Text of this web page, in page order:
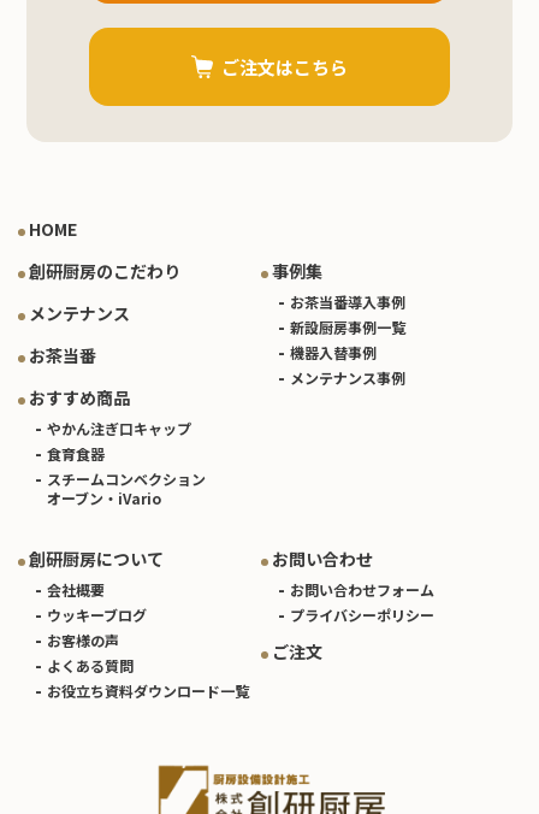
ご注文はこちら
HOME
創研厨房のこだわり
メンテナンス
お茶当番
おすすめ商品
やかん注ぎ口キャップ
食育食器
スチームコンベクション
オーブン・iVario
事例集
お茶当番導入事例
新設厨房事例一覧
機器入替事例
メンテナンス事例
創研厨房について
会社概要
ウッキーブログ
お客様の声
よくある質問
お役立ち資料ダウンロード一覧
お問い合わせ
お問い合わせフォーム
プライバシーポリシー
ご注文